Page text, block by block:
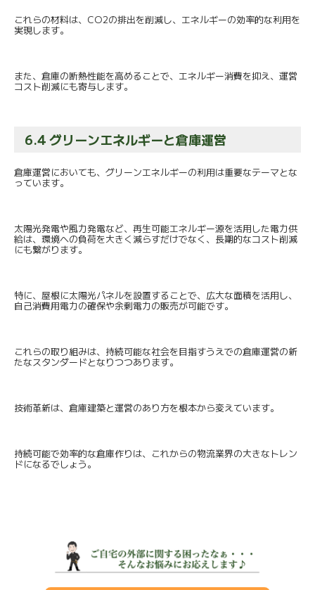
これらの材料は、CO2の排出を削減し、 エネルギーの効率的な利用を
実現します。
また、倉庫の断熱性能を高めることで、エネルギー消費を抑え、 運営
コスト削減にも寄与します。
6.4 グリーンエネルギーと倉庫運営
倉庫運営においても、 グリーンエネルギーの利用は重要なテーマとな
っています。
太陽光発電や風力発電など、 再生可能エネルギー源を活用した電力供
給は、 環境への負荷を大きく減らすだけでなく、 長期的なコスト削減
にも繋がります。
特に、屋根に太陽光パネルを設置することで、 広大な面積を活用し、
自己消費用電力の確保や余剰電力の販売が可能です。
これらの取り組みは、 持続可能な社会を目指すうえでの倉庫運営の新
たなスタンダードとなりつつあります。
技術革新は、倉庫建築と運営のあり方を根本から変えています。
持続可能で効率的な倉庫作りは、 これからの物流業界の大きなトレン
ドになるでしょう。